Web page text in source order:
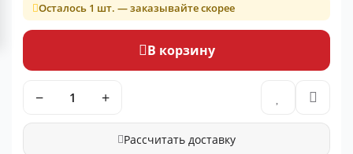
Осталось 1 шт. — заказывайте скорее
В корзину
− +
Рассчитать доставку